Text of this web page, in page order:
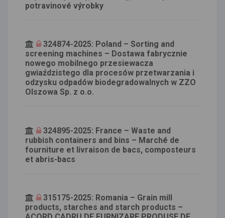
potravinové výrobky
324874-2025: Poland – Sorting and
screening machines – Dostawa fabrycznie
nowego mobilnego przesiewacza
gwiaździstego dla procesów przetwarzania i
odzysku odpadów biodegradowalnych w ZZO
Olszowa Sp. z o.o.
324895-2025: France – Waste and
rubbish containers and bins – Marché de
fourniture et livraison de bacs, composteurs
et abris-bacs
315175-2025: Romania – Grain mill
products, starches and starch products –